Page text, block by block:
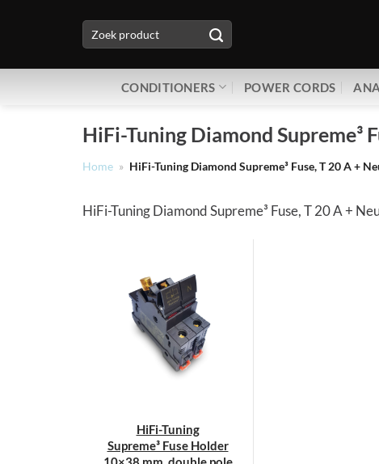
naar:
CONDITIONERS POWER CORDS
HiFi-Tuning Diamond Supreme³
Home » HiFi-Tuning Diamond Supreme³ Fuse, T 20 A +
HiFi-Tuning Diamond Supreme³ Fuse, T 20 A +
HiFi-Tuning
Supreme³ Fuse Holder